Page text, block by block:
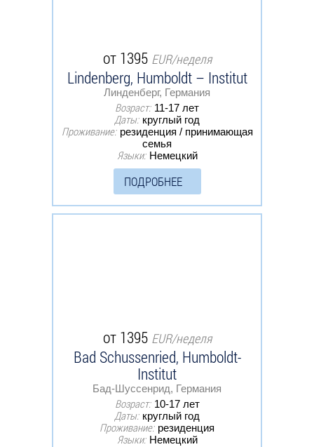
от 1395 EUR/неделя
Lindenberg, Humboldt – Institut
Линденберг, Германия
Возраст: 11-17 лет
Даты: круглый год
Проживание: резиденция / принимающая
семья
Языки: Немецкий
ПОДРОБНЕЕ
от 1395 EUR/неделя
Bad Schussenried, Humboldt-
Institut
Бад-Шуссенрид, Германия
Возраст: 10-17 лет
Даты: круглый год
Проживание: резиденция
Языки: Немецкий